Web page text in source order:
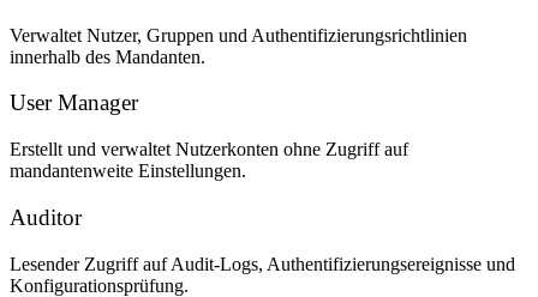
Verwaltet Nutzer, Gruppen und Authentifizierungsrichtlinien
innerhalb des Mandanten.
User Manager
Erstellt und verwaltet Nutzerkonten ohne Zugriff auf
mandantenweite Einstellungen.
Auditor
Lesender Zugriff auf Audit-Logs, Authentifizierungsereignisse und
Konfigurationsprüfung.